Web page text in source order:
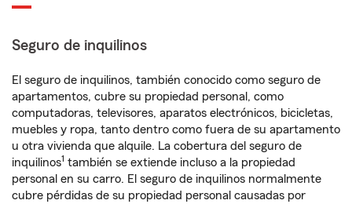
Seguro de inquilinos
El seguro de inquilinos, también conocido como seguro de
apartamentos, cubre su propiedad personal, como
computadoras, televisores, aparatos electrónicos, bicicletas,
muebles y ropa, tanto dentro como fuera de su apartamento
u otra vivienda que alquile. La cobertura del seguro de
inquilinos1 también se extiende incluso a la propiedad
personal en su carro. El seguro de inquilinos normalmente
cubre pérdidas de su propiedad personal causadas por